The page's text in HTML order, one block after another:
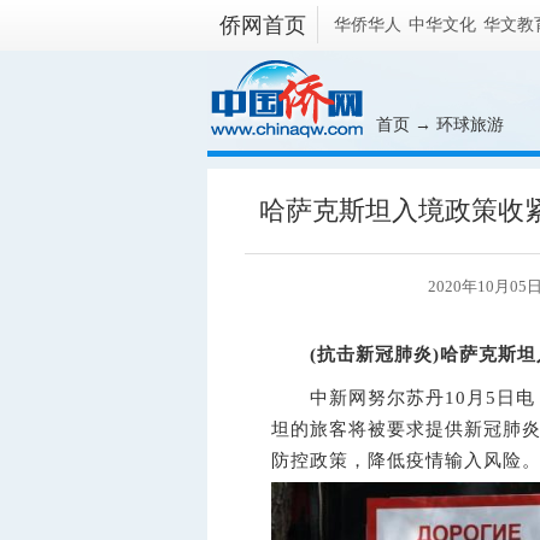
侨网首页 华侨华人 中华文化 华文教
首页 → 环球旅游
哈萨克斯坦入境政策收
2020年10月05
(抗击新冠肺炎)哈萨克斯
中新网 努尔苏丹10月5日
坦的旅客将被要求提供新冠肺
防控政策，降低疫情输入风险。